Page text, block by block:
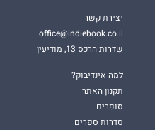
יצירת קשר
office@indiebook.co.il
שדרות הרכס 13, מודיעין
למה אינדיבוק?
תקנון האתר
סופרים
סדרות ספרים